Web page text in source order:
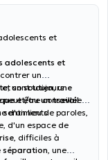
et
adolescents et
un
un soutien, une
et/ou un travail
d'un lieu de paroles,
d'un espace de
sont toujours
peut être conseillée
sentiments
, difficiles à
séparation, une